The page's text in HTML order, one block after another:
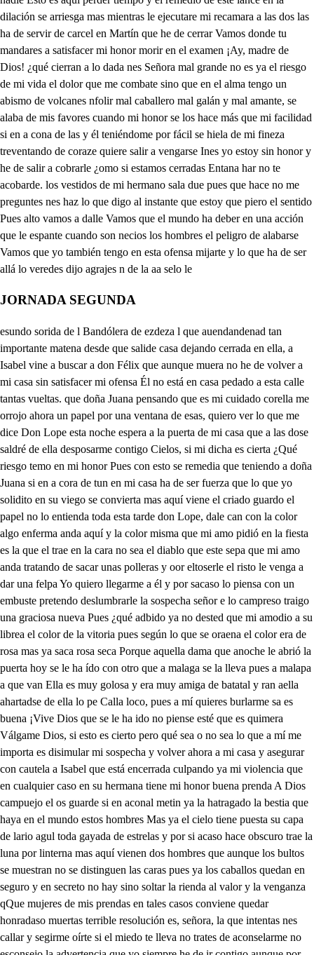
JORNADA SEGUNDA
esundo sorida de l Bandólera de ezdeza l que auendandenad tan importante matena desde que salide casa dejando cerrada en ella, a Isabel vine a buscar a don Félix que aunque muera no he de volver a mi casa sin satisfacer mi ofensa Él no está en casa pedado a esta calle tantas vueltas. que doña Juana pensando que es mi cuidado corella me orrojo ahora un papel por una ventana de esas, quiero ver lo que me dice Don Lope esta noche espera a la puerta de mi casa que a las dose saldré de ella desposarme contigo Cielos, si mi dicha es cierta ¿Qué riesgo temo en mi honor Pues con esto se remedia que teniendo a doña Juana si en a cora de tun en mi casa ha de ser fuerza que lo que yo solidito en su viego se convierta mas aquí viene el criado guardo el papel no lo entienda toda esta tarde don Lope, dale can con la color algo enferma anda aquí y la color misma que mi amo pidió en la fiesta es la que el trae en la cara no sea el diablo que este sepa que mi amo anda tratando de sacar unas polleras y oor eltoserle el risto le venga a dar una felpa Yo quiero llegarme a él y por sacaso lo piensa con un embuste pretendo deslumbrarle la sospecha señor e lo campreso traigo una graciosa nueva Pues ¿qué adbido ya no dested que mi amodio a su librea el color de la vitoria pues según lo que se oraena el color era de rosa mas ya saca rosa seca Porque aquella dama que anoche le abrió la puerta hoy se le ha ído con otro que a malaga se la lleva pues a malapa a que van Ella es muy golosa y era muy amiga de batatal y ran aella ahartadse de ella lo pe Calla loco, pues a mí quieres burlarme sa es buena ¡Vive Dios que se le ha ido no piense esté que es quimera Válgame Dios, si esto es cierto pero qué sea o no sea lo que a mí me importa es disimular mi sospecha y volver ahora a mi casa y asegurar con cautela a Isabel que está encerrada culpando ya mi violencia que en cualquier caso en su hermana tiene mi honor buena prenda A Dios campuejo el os guarde si en aconal metin ya la hatragado la bestia que haya en el mundo estos hombres Mas ya el cielo tiene puesta su capa de lario agul toda gayada de estrelas y por si acaso hace obscuro trae la luna por linterna mas aquí vienen dos hombres que aunque los bultos se muestran no se distinguen las caras pues ya los caballos quedan en seguro y en secreto no hay sino soltar la rienda al valor y la venganza qQue mujeres de mis prendas en tales casos conviene quedar honradaso muertas terrible resolución es, señora, la que intentas nes callar y segirme oírte si el miedo te lleva no trates de aconselarme no esconsejo la advertencia que yo siempre he de ir contigo aunque por sepirte muera Pues está ines es su casa Y un criado está a la puerta Llega y pregunta jorél Y qué diré yo está en ella que un caballero le llama que quiere hablarle acá fuera Esto es hecho voy a hidaloo soilo por parte de abuela Pero lo tengo empatado por la parte de mi sueora es de esta casa ella de mía que yo no soy de ella está aquí el señor don Félix qQuién lo pregunta esa es buena Pues sive un hombre que duda entraje de hombres hay Bestías, Señora, cangreso es este Diré quién eres que esperas prepunta que quien le llama linos Vi que soy yo enhora buena Campreso no has conocido No por Dios ¿quién eres llesa des so Tú en este traje de marimacho que intentas acompaño a mi señora Luego es aquella ca mema Pues ¿dónde vais de ese modo hacéis alguna comedia No es si no traje dia presto verás el fin de ella llama a tu señor al punto Ines el alma me lleva ese brío y ese talle y pues bienes a mi puerta que es sin duda a enamorarme Dime un requiebro anda apriesa no haré sin que me le digas y irás luego Si enconciencia pues da dulce la cayo sollos dulce Inestuvoca sea confites sean tus dientes y mermelada tu lengua tu frente calabazate tú solos sean cirvelas tus merillas sean viscochos sea tú nariz Galía tus cabellos caramelos y peladillas tus cejas yentró a llamar a mi amo Señora esta diligencia Ya esta hecha entro a llamarle ese señor pues violenca poneos contra mi amor de la jarte de mi ofensa Mal caballero, villano que a una mujer noble afrenta ahora provaras las iras que amor ofendido enrendra Amor dijemiento yo que si te ame blanda y tierna ya el incendio de mi agravio dardiendo en llamas violentas con su mío toda la parte que tuvo el pecho de cera Inesponte tú a mi lado miedo me das no lo crea Digo que son ellas dos vara novedad es esa Ya está aquí mi amo, señora, también do selir yaa qQué propio es en las mujeres venirlos a buscar ellas cuando se entibian los hombres tan peligrosa fineza haces por mí puedo quedo que se engaña quien lo piensa señor don Felix untado pues velen dalos padel es de om deboza das hurtador de honras ajenas Sabéis vos quién es aquí doña Isabel de daeza sé que es en esta ciudad tu sangre de las primeras sabéis que la habéis servido con el respeto y decencia que a su sangre se le debe eso de mi amor es deuda y obligación a mí mismo sabéis que el daros licencia de entrar en su casa fue después de muchas promesas por excusar el poligro de curiosidades necias y que no excedisteis vos estando hablando con ella en acciones ni palabras el coto de la modestia ¿Cómo puede eso dudarse siendo en igual competencia mi respeto al que te hablaba y quién me oyó tu entereza Pues traidor mal caballero si es posible que lo sea quien de la sangre del pecho se desmiente con la lengua es bien alabaros dando más malicia a la sospecha de que os dio entrada en su casa quien seos recato en su reja es bien hecho publicar que os abrió libre la puerta quien tuvo en una ventana temor de hablaros en ella entrada os da quien su amor aun de un vecino recela y vos le hacéis en palacio público a toda aeza Vos sois amante mentís ymienten vuestras finezas que el que quiere hace a su dama agasajos y no ofensas si vos fuerais fino amante un favor que el alma alienta no le sacaráis del pecho. para no apartarle de ella el que quiere no publica los favores que granjea Porqué teme que al decirlos en la voz se desvanezcan ingrato y necio anduvisteis pues, siendo esto conveniencia a no callar por la mía debiáis callar por la vuestra y luego también mentisteis a mi honor una vileza Pues vecís que os estorbo quien llamó a lograr la ofensa Pues si yo en vuestro deseo un átomo percibiera que ercediera a mi recito os diera entrada a mi ofensa y cuando tuvierais vos esa osadia encubierta al entender yo un amago no en la acción sino en la lengua una pozún a palabra que no fuese muy compuesta no creeréis de mi salor que al punto que le entendiera por un balcón os hechará qQuién os abrió por la puerta Vos interpresa conmigo vos osado en mi presencia sin que os arrancara yo del pecho la intención mesma y el corazón donde estaba y más pedazos le hiciera que tiene a tomos el sol para jemlo deli an cesa que es mal me dio el que has buscado para que a querer te vuelva. Si es eso lo que pretendes Yo pretender que me quieras no vengo sino a vengarme de este agravio Bien te empeñas bienes a reñir conmigo Sí, pero de esta manera Allla Esto es hecho yen conmigo Virgen de della a los caballos e donde vamos que estoy muerta pues ya murió mi esperanza solilo a salvar lo que me queda Señor mío de mi alma amigo llama a quien pueda ayudarme que yo muero la vala el pecho me quema confesión a un caballero que los diablos se le llevan si no acuden que a diez años y más que no se confiesa Aquí tiraron, ¿qué es esto? contelo ¡Ay, señor, una trajedia que dices han muerto alguno cone le tu hijo por yerro de cuenta caiga el cielo sobre mí si tanta desdicha es cierta ¡Ay, señor, ¿¡ay padre mío! Hijo alzaale de la tierra ¿Quién ha sido el apresor la sierpe que engaño a eva pero en cupar de manzana vino con una escopeta contes ¿Quién te ha herido hijo mi suerte o mi mano mesma que, pues yo tuve la culpa Yo mesmo me herí con ella lodes ¡Ay desdichada vejes toda mi esperanza muera padre y a cuidar del alma es la mejor diligencia coresa llevalde a dentro entra a dar hilo a tu madre esa nueva porque tenga la desdicha adonde loguerar más flechas y ventu a dentro también. porque el apresor se sepa y le busque mi venganza aunque el mundo le defienda Malo la resulta es mucho peorque la cuenta si confieso y mi amo muere por mullidor de la fiesta es posible que me aforren las espaldas en vaqueta Si dana por hablador puede ser que mi amo vuelva acargarme de nogal con que que muera o no muera de Baqueta o no galando simbre con la silla acuesta. Pues ¿qué he de hacer mudar aire mi nombre me lo aconseja que el cangrejo se hace almar cuando hay peligro en la tierra sin honra y sin alma vuelvo aleramen de mi afrenta pues yendo a mi casa he hallado que falta mi hermana de ella lo que yo tenía por burla fue atrevida desverpuenza del criado que en mi cara me diro mi infamia mesma y aquí le vengo a buscar Ahora bien esto es sentencia la cuerda escosa que escurre y escurrir es cosa cuerda Esto es hecho pianpían me llegó aquí a cartajena quien va allá ¿Quién no va allá sino aculla y muy depriesa a traidor a ti te busco a mi señor, pues ¿qué intentas la pe infame ya que tuviste osadía tan resuelta que me diriste en mí cara mi deshonra sin verguenza me has de decir cuanto sabes de mi hermana Yo se de ella traidor, cuando yo sabía que la dama que festeja tu, señor, era mi hermana tú con atrevida lengua me diriste que hoy se haído y al ir con esta sospecha allo que falta en mi casa para no dudar que es ella pues tú lo sabias primero Dime, cuanto hay en mi afrenta y advierte que si del caso la menor noticia dejas te he de dar mil riñaladas Yo cristo de la paciencia que lo que por deslumbrarle le diré yo con cautela de verás le haya salido Maldita sea mi lengua ¿Qué es lo que intentas villano Dilo al instante y no quieras que te atraviese esta dapa Tenga uste, por Dios y advierta que si yo digo la suerte y en ellausted atraviesa la ha de perder hasta el codo Piérdase lo que se pierda advierta uste que es su suerte la sota v encima de ella está ya vista la mía, Dilo villano, ¿qué esperas Pues digo rapo, señor, verdad es